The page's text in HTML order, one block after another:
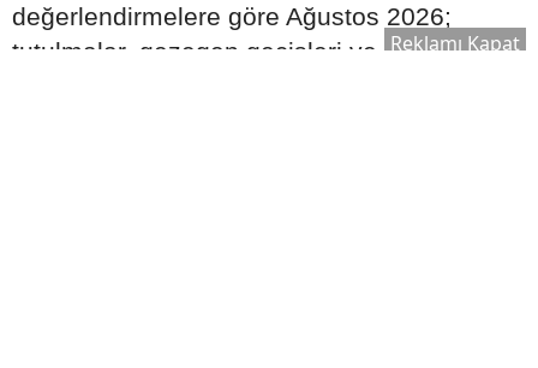
değerlendirmelere göre Ağustos 2026;
tutulmalar, gezegen geçişleri ve
Reklamı Kapat